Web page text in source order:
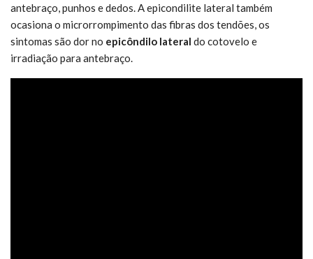
antebraço, punhos e dedos. A epicondilite lateral também
ocasiona o microrrompimento das fibras dos tendões, os
sintomas são dor no epicôndilo lateral do cotovelo e
irradiação para antebraço.